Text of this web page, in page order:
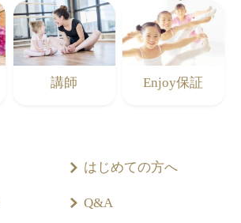
講師 Enjoy保証
はじめての方へ
Q&A